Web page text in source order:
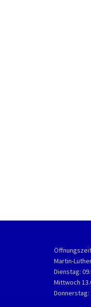
Martin-
Dienstag:
Mittwoch
Donnerstag: